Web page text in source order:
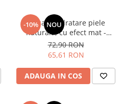
-10% NOU
Balsam hidratare piele
naturală, cu efect mat -
BadBoys Leather Matt (500ml)
72,90 RON
65,61 RON
ADAUGA IN COS